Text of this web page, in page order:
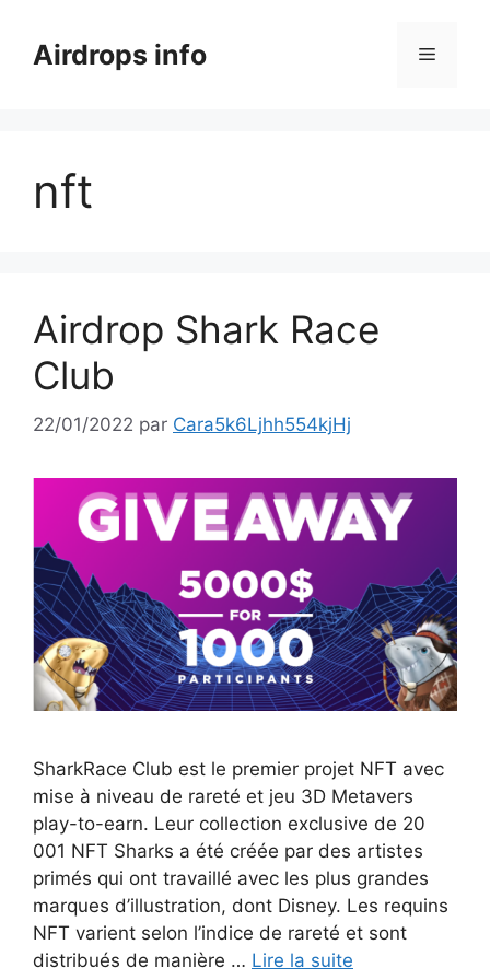
contenuAirdrops info Menu
nft
Airdrop Shark Race
Club
22/01/2022 par Cara5k6Ljhh554kjHj
SharkRace Club est le premier projet NFT avec
mise à niveau de rareté et jeu 3D Metavers
play-to-earn. Leur collection exclusive de 20
001 NFT Sharks a été créée par des artistes
primés qui ont travaillé avec les plus grandes
marques d’illustration, dont Disney. Les requins
NFT varient selon l’indice de rareté et sont
distribués de manière … Lire la suite